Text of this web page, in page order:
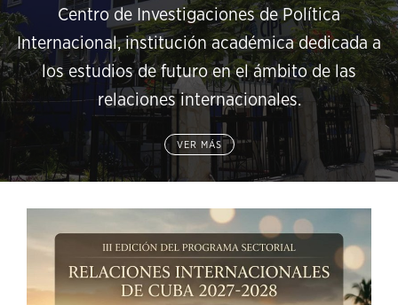
Centro de Investigaciones de Política
Internacional, institución académica dedicada a
los estudios de futuro en el ámbito de las
relaciones internacionales.
VER MÁS